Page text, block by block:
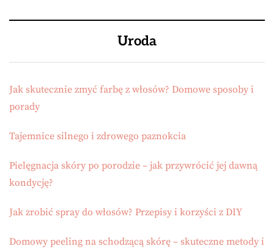
Uroda
Jak skutecznie zmyć farbę z włosów? Domowe sposoby i
porady
Tajemnice silnego i zdrowego paznokcia
Pielęgnacja skóry po porodzie – jak przywrócić jej dawną
kondycję?
Jak zrobić spray do włosów? Przepisy i korzyści z DIY
Domowy peeling na schodzącą skórę – skuteczne metody i